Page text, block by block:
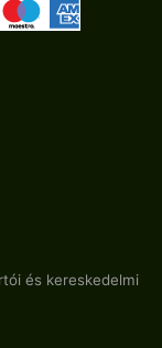
és kereskedelmi